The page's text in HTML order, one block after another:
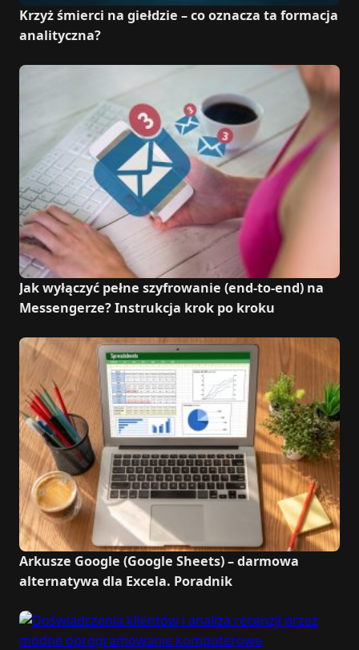
Krzyż śmierci na giełdzie – co oznacza ta formacja
analityczna?
Jak wyłączyć pełne szyfrowanie (end-to-end) na
Messengerze? Instrukcja krok po kroku
Arkusze Google (Google Sheets) – darmowa
alternatywa dla Excela. Poradnik